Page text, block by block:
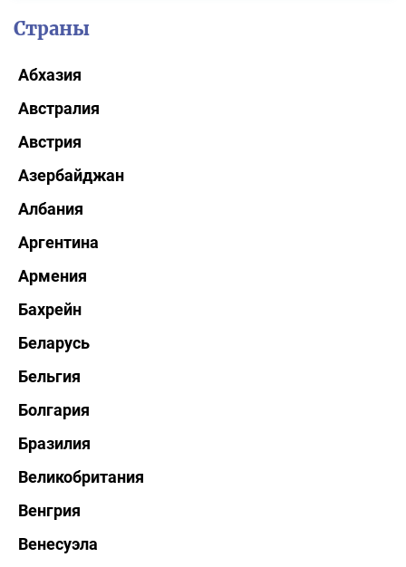
Страны
Абхазия
Австралия
Австрия
Азербайджан
Албания
Аргентина
Армения
Бахрейн
Беларусь
Бельгия
Болгария
Бразилия
Великобритания
Венгрия
Венесуэла